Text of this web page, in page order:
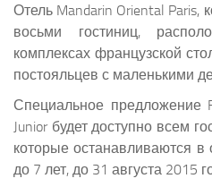
Отель Mandarin Oriental Paris,
восьми гостиниц,
комплексах французской
постояльцев с маленькими
Специальное предложение
Junior будет доступно всем
которые останавливаются в
до 7 лет, до 31 августа 2015